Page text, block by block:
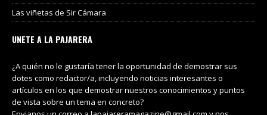
Las viñetas de Sir Cámara
UNETE A LA PAJARERA
¿A quién no le gustaría tener la oportunidad de demostrar sus
dotes como redactor/a, incluyendo noticias interesantes o
artículos en los que demostrar nuestros conocimientos y puntos
de vista sobre un tema en concreto?